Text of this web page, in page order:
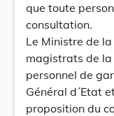
que toute
consultation.
Le Ministre de
magistrats de la
personnel de
Général d´Etat
proposition du